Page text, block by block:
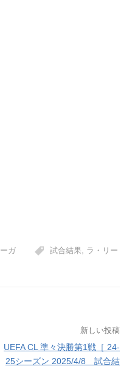
ガ 試合結果, ラ・リー
新しい投稿
UEFA CL 準々決勝第1戦［ 24-
25シーズン 2025/4/8 試合結